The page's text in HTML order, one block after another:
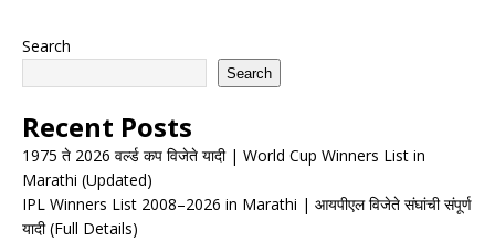
Search
Search
Recent Posts
1975 ते 2026 वर्ल्ड कप विजेते यादी | World Cup Winners List in
Marathi (Updated)
IPL Winners List 2008–2026 in Marathi | आयपीएल विजेते संघांची संपूर्ण
यादी (Full Details)